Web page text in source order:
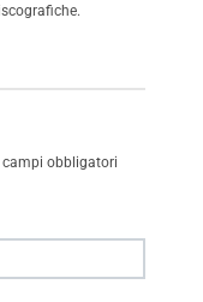
campi obbligatori